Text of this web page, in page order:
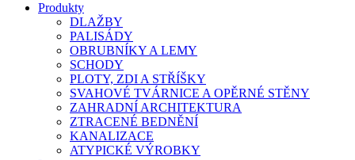
Produkty
DLAŽBY
PALISÁDY
OBRUBNÍKY A LEMY
SCHODY
PLOTY, ZDI A STŘÍŠKY
SVAHOVÉ TVÁRNICE A OPĚRNÉ STĚNY
ZAHRADNÍ ARCHITEKTURA
ZTRACENÉ BEDNĚNÍ
KANALIZACE
ATYPICKÉ VÝROBKY